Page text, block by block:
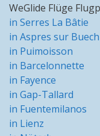
WeGlide Flüge
in Serres La Bâtie
in Aspres sur Buech
in Puimoisson
in Barcelonnette
in Fayence
in Gap-Tallard
in Fuentemilanos
in Lienz